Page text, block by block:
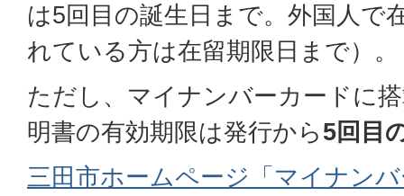
は5回目の誕生日まで。外国人で
れている方は在留期限日まで）。
ただし、マイナンバーカードに
明書の有効期限は発行から5回目
三田市ホームページ「マイナン